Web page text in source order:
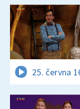
25. června